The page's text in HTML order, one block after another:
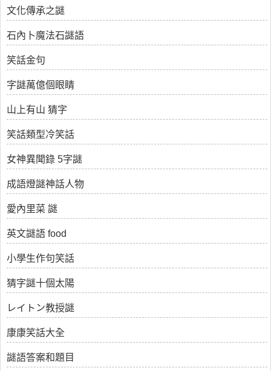
文化傳承之謎
石內卜魔法石謎語
笑話金句
字謎萬億個眼睛
山上有山 猜字
笑話類型冷笑話
女神異聞錄 5字謎
成語燈謎神話人物
愛內里菜 謎
英文謎語 food
小學生作句笑話
猜字謎十個太陽
レイトン教授謎
康康笑話大全
謎語答案和題目